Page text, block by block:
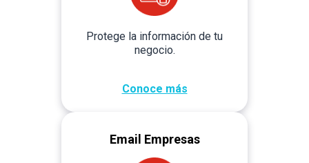
Protege la información de tu
negocio.
Conoce más
Email Empresas